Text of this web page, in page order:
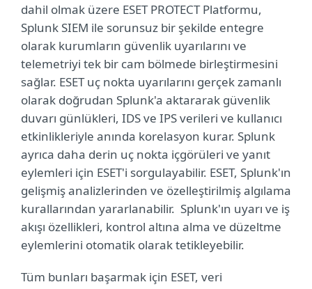
dahil olmak üzere ESET PROTECT Platformu,
Splunk SIEM ile sorunsuz bir şekilde entegre
olarak kurumların güvenlik uyarılarını ve
telemetriyi tek bir cam bölmede birleştirmesini
sağlar. ESET uç nokta uyarılarını gerçek zamanlı
olarak doğrudan Splunk'a aktararak güvenlik
duvarı günlükleri, IDS ve IPS verileri ve kullanıcı
etkinlikleriyle anında korelasyon kurar. Splunk
ayrıca daha derin uç nokta içgörüleri ve yanıt
eylemleri için ESET'i sorgulayabilir. ESET, Splunk'ın
gelişmiş analizlerinden ve özelleştirilmiş algılama
kurallarından yararlanabilir. Splunk'ın uyarı ve iş
akışı özellikleri, kontrol altına alma ve düzeltme
eylemlerini otomatik olarak tetikleyebilir.
Tüm bunları başarmak için ESET, veri